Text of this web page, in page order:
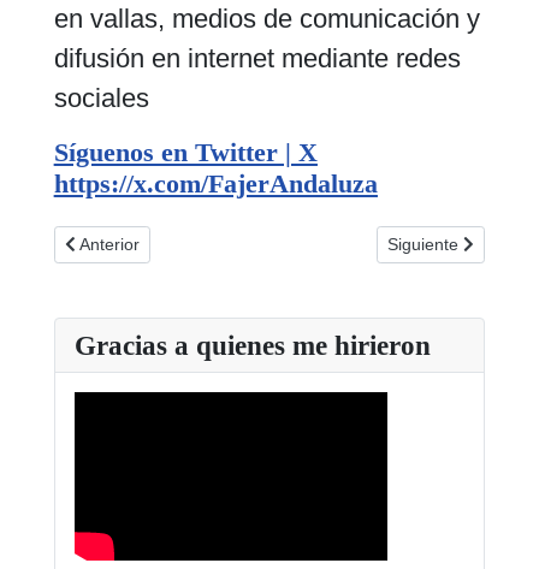
en vallas, medios de comunicación y
difusión en internet mediante redes
sociales
Síguenos en Twitter | X
https://x.com/FajerAndaluza
Artículo anterior: Programa XXXIV Congreso de FAJER en
Anterior Artículo siguiente:
Siguiente
Gracias a quienes me hirieron